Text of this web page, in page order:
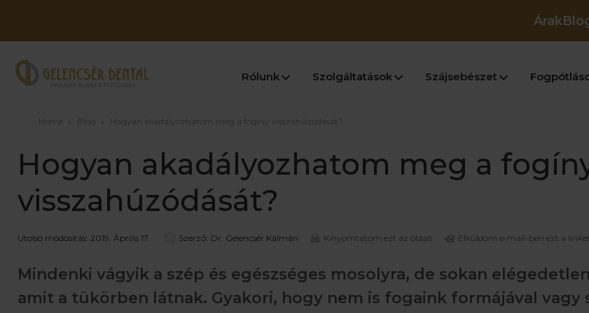
Árak
Rólunk Szolgáltatások Szájsebészet
Home › Blog › Hogyan akadályozhatom meg a fogíny visszahúzódását?
Hogyan akadályozhatom meg a
visszahúzódását?
Utolsó módosítás: 2019. Április 17. Szerző: Dr. Gelencsér Kálmán Kinyomtatom ezt az oldalt Elküldöm e-mail-ben ezt a linket
Mindenki vágyik a szép és egészséges mosolyra, de sokan
amit a tükörben látnak. Gyakori, hogy nem is fogaink formájával vagy